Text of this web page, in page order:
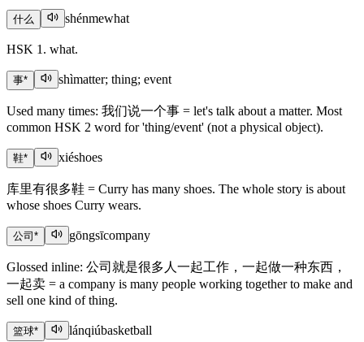
什么 shénmewhat
HSK 1. what.
事* shìmatter; thing; event
Used many times: 我们说一个事 = let's talk about a matter. Most
common HSK 2 word for 'thing/event' (not a physical object).
鞋* xiéshoes
库里有很多鞋 = Curry has many shoes. The whole story is about
whose shoes Curry wears.
公司 * gōngsīcompany
Glossed inline: 公司就是很多人一起工作，一起做一种东西，
一起卖 = a company is many people working together to make and
sell one kind of thing.
篮球* lánqiúbasketball